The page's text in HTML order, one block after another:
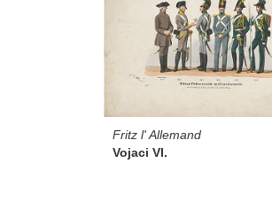
Fritz l' Allemand
Vojaci VI.